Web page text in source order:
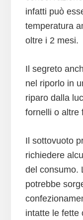
infatti può
temperatura
oltre i 2 mesi.
Il segreto
nel riporlo in
riparo dalla
fornelli o altre
Il sottovuoto
richiedere
del consumo.
potrebbe
intatte le fette